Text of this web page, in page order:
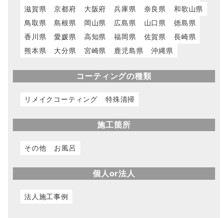
滋賀県
京都府 大阪府 兵庫県 奈良県
和歌山県
鳥取県
島根県 岡山県 広島県 山口県
徳島県
香川県
愛媛県 高知県 福岡県 佐賀県
長崎県
熊本県
大分県 宮崎県 鹿児島県 沖縄県
コーティングの種類
リメイクコーティング 特殊清掃
施工箇所
その他 お風呂
個人or法人
法人施工事例